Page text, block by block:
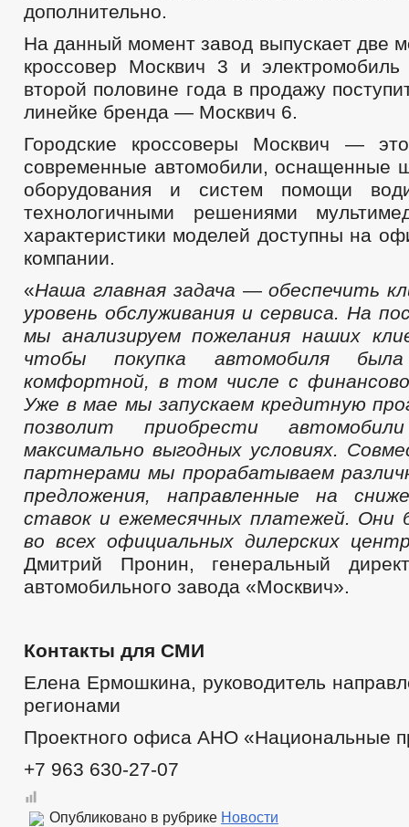
дополнительно.
На данный момент завод выпускает две
кроссовер Москвич 3 и
второй половине года в продажу
линейке бренда — Москвич 6.
Городские кроссоверы Москвич —
современные автомобили, оснащенные
оборудования и систем помощи
технологичными решениями
характеристики моделей доступны на
компании.
«Наша главная задача —обеспечить
уровень обслуживания и сервиса. На
мы анализируем пожелания наших
чтобы покупка автомобиля
комфортной, в том числе с
Уже в мае мы запускаем кредитную
позволит приобрести
максимально выгодных условиях.
партнерами мы прорабатываем
предложения, направленные на
ставок и ежемесячных платежей. Они
во всех официальных дилерских
Дмитрий Пронин, генеральный
автомобильного завода «Москвич».
Контакты для СМИ
Елена Ермошкина, руководитель
регионами
Проектного офиса АНО «Национальные
+7 963 630-27-07
Опубликовано в рубрике Новости